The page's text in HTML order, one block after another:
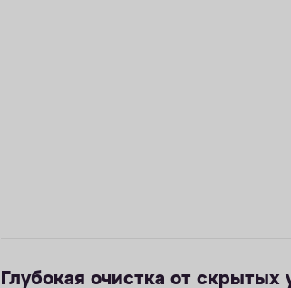
Глубокая очистка от скрытых